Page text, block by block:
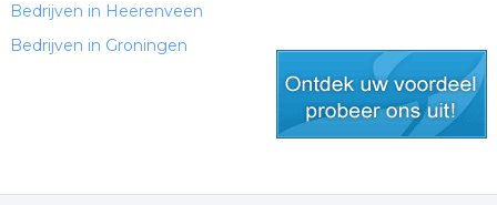
Bedrijven in Heerenveen
Bedrijven in Groningen